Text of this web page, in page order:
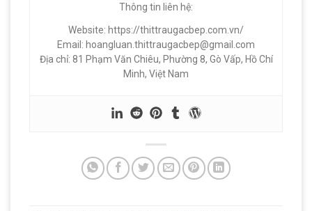
Thông tin liên hệ:
Website: https://thittraugacbep.com.vn/
Email: hoangluan.thittraugacbep@gmail.com
Địa chỉ: 81 Phạm Văn Chiêu, Phường 8, Gò Vấp, Hồ Chí
Minh, Việt Nam